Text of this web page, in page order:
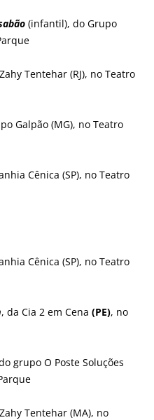
(infantil), do Grupo
Tentehar (RJ), no Teatro
Galpão (MG), no Teatro
Cênica (SP), no Teatro
Cênica (SP), no Teatro
, da Cia 2 em Cena (PE), no
grupo O Poste Soluções
Tentehar (MA), no